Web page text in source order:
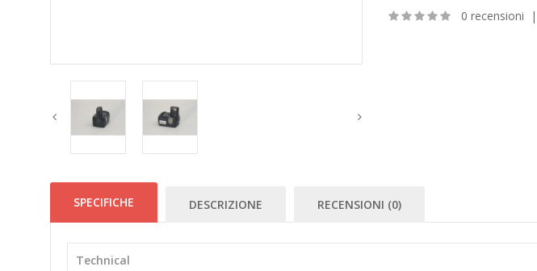
0 recensioni |
SPECIFICHE DESCRIZIONE RECENSIONI (0)
Technical